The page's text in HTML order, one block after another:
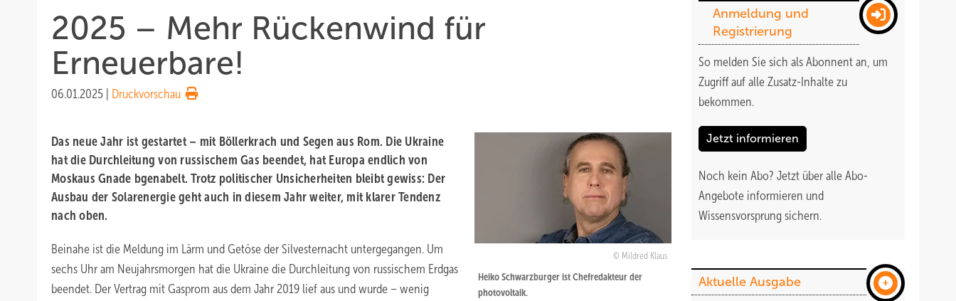
2025 – Mehr Rückenwind für
Erneuerbare!
06.01.2025 Druckvorschau
Mildred Klaus
Heiko Schwarzburger ist Chefredakteur der
photovoltaik.
Das neue Jahr ist gestartet – mit Böllerkrach und Segen aus Rom. Die Ukraine
hat die Durchleitung von russischem Gas beendet, hat Europa endlich von
Moskaus Gnade bgenabelt. Trotz politischer Unsicherheiten bleibt gewiss: Der
Ausbau der Solarenergie geht auch in diesem Jahr weiter, mit klarer Tendenz
nach oben.
Beinahe ist die Meldung im Lärm und Getöse der Silvesternacht untergegangen. Um
sechs Uhr am Neujahrsmorgen hat die Ukraine die Durchleitung von russischem Erdgas
beendet. Der Vertrag mit Gasprom aus dem Jahr 2019 lief aus und wurde – wenig
Anmeldung und
Registrierung
So melden Sie sich als Abonnent an, um
Zugriff auf alle Zusatz-Inhalte zu
bekommen.
Jetzt informieren
Noch kein Abo? Jetzt über alle Abo-
Angebote informieren und
Wissensvorsprung sichern.
Aktuelle Ausgabe